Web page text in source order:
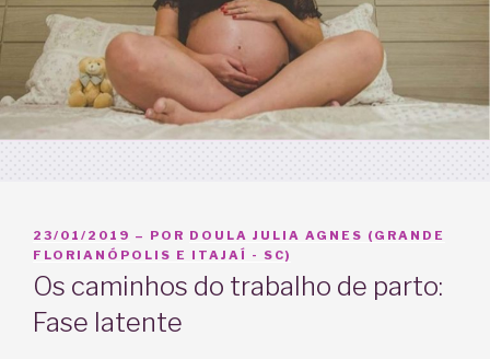
PUBLICADO
EM
23/01/2019 – POR DOULA JULIA AGNES (GRANDE
FLORIANÓPOLIS E ITAJAÍ - SC)
Os caminhos do trabalho de parto:
Fase latente